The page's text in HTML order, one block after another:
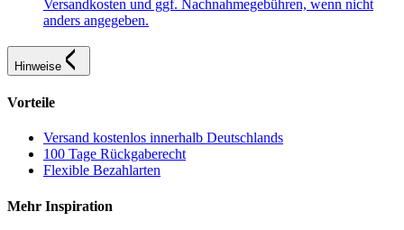
Versandkosten und ggf. Nachnahmegebühren, wenn nicht
anders angegeben.
Hinweise
Vorteile
Versand kostenlos innerhalb Deutschlands
100 Tage Rückgaberecht
Flexible Bezahlarten
Mehr Inspiration